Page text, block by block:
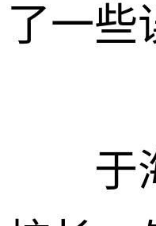
了一些
于海